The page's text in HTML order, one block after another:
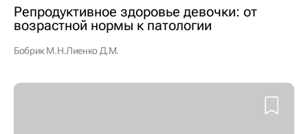
Репродуктивное здоровье девочки: от
возрастной нормы к патологии
Бобрик М.Н.Лиенко Д.М.